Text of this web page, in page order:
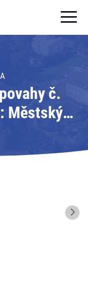
č.
Městský